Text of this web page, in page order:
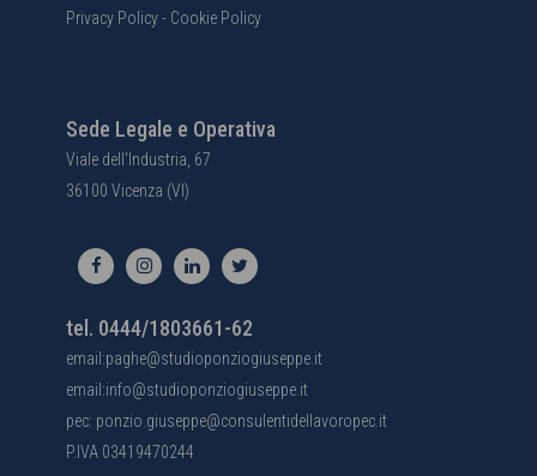
Privacy Policy- Cookie Policy
Sede Legale e Operativa
Viale dell'Industria, 67
36100 Vicenza (VI)
tel. 0444/1803661-62
email:paghe@studioponziogiuseppe.it
email:info@studioponziogiuseppe.it
pec: ponzio.giuseppe@consulentidellavoropec.it
P.IVA 03419470244